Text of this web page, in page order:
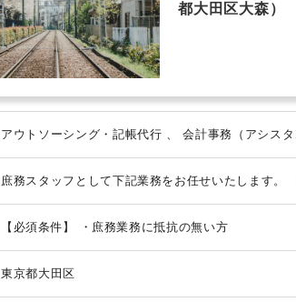
都大田区大森）
庶務スタッフとして下記業務をお任せいたします。
法人・個人のどちらもございます。・週3日～、時
ください。
【必須条件】 ・庶務業務に抵抗の無い方
東京都大田区